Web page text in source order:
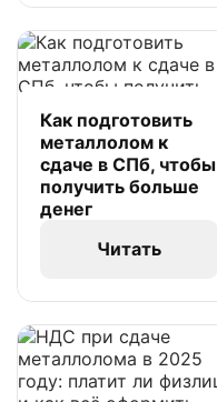
Как подготовить
металлолом к
сдаче в СПб, чтобы
получить больше
денег
Читать